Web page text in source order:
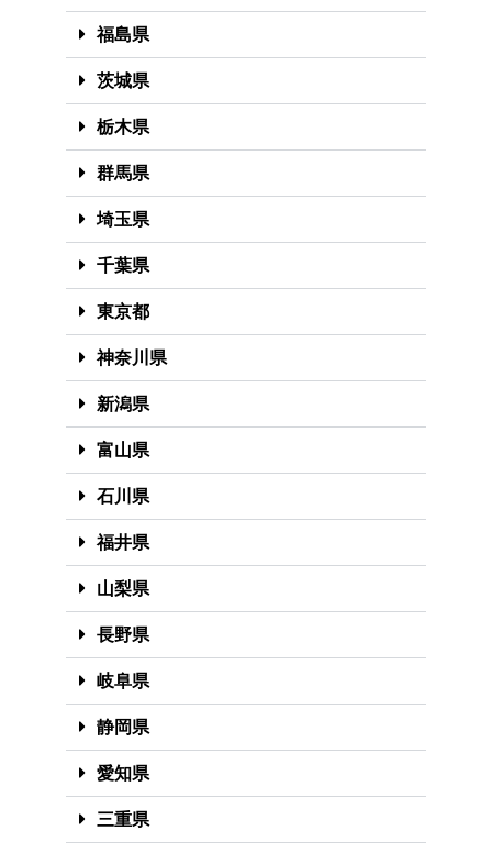
福島県
茨城県
栃木県
群馬県
埼玉県
千葉県
東京都
神奈川県
新潟県
富山県
石川県
福井県
山梨県
長野県
岐阜県
静岡県
愛知県
三重県